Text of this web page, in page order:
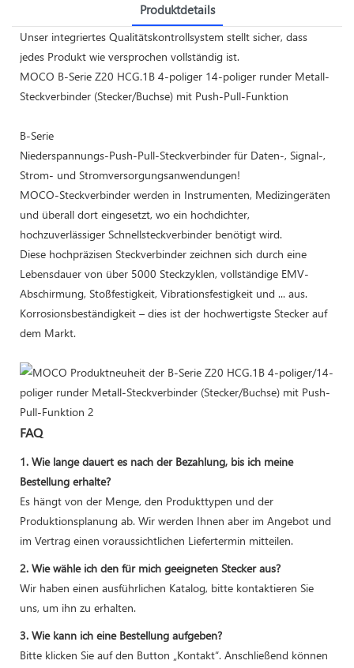
Produktdetails
Unser integriertes Qualitätskontrollsystem stellt sicher, dass
jedes Produkt wie versprochen vollständig ist.
MOCO B-Serie Z20 HCG.1B 4-poliger 14-poliger runder Metall-
Steckverbinder (Stecker/Buchse) mit Push-Pull-Funktion
B-Serie
Niederspannungs-Push-Pull-Steckverbinder für Daten-, Signal-,
Strom- und Stromversorgungsanwendungen!
MOCO-Steckverbinder werden in Instrumenten, Medizingeräten
und überall dort eingesetzt, wo ein hochdichter,
hochzuverlässiger Schnellsteckverbinder benötigt wird.
Diese hochpräzisen Steckverbinder zeichnen sich durch eine
Lebensdauer von über 5000 Steckzyklen, vollständige EMV-
Abschirmung, Stoßfestigkeit, Vibrationsfestigkeit und ... aus.
Korrosionsbeständigkeit – dies ist der hochwertigste Stecker auf
dem Markt.
FAQ
1. Wie lange dauert es nach der Bezahlung, bis ich meine
Bestellung erhalte?
Es hängt von der Menge, den Produkttypen und der
Produktionsplanung ab. Wir werden Ihnen aber im Angebot und
im Vertrag einen voraussichtlichen Liefertermin mitteilen.
2. Wie wähle ich den für mich geeigneten Stecker aus?
Wir haben einen ausführlichen Katalog, bitte kontaktieren Sie
uns, um ihn zu erhalten.
3. Wie kann ich eine Bestellung aufgeben?
Bitte klicken Sie auf den Button „Kontakt“. Anschließend können